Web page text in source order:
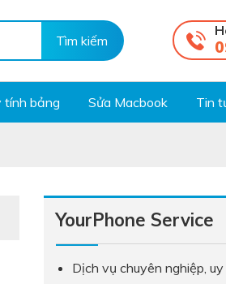
tính bảng Sửa Macbook Tin
YourPhone Service
Dịch vụ chuyên nghiệp,